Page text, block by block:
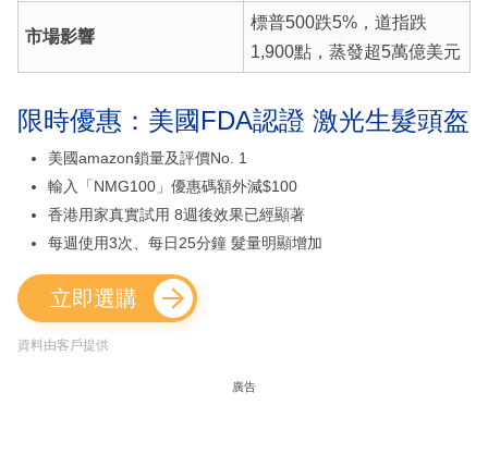
市場影響
標普500跌5%，道指跌
1,900點，蒸發超5萬億美元
限時優惠：美國FDA認證 激光生髮頭盔
美國amazon鎖量及評價No. 1
輸入「NMG100」優惠碼額外減$100
香港用家真實試用 8週後效果已經顯著
每週使用3次、每日25分鐘 髮量明顯增加
立即選購
資料由客戶提供
廣告